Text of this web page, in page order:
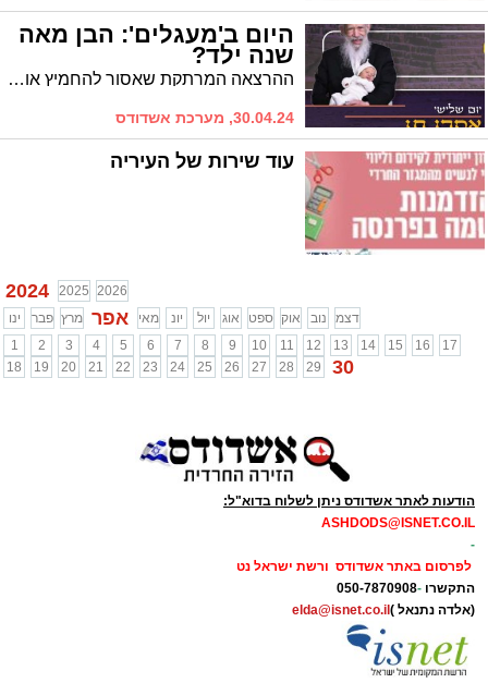
היום ב'מעגלים': הבן מאה
שנה ילד?
ההרצאה המרתקת שאסור להחמיץ אותה: הרה"ג רבי צבי קושלבסקי שליט"א, שנס הולדת בנו הסעיר את העולם. כל הפרטים
30.04.24, מערכת אשדודס
עוד שירות של העיריה
2024 2025 2026
ינו
פבר מרץ אפר מאי יונ יול אוג ספט אוק נוב
דצמ
1
2 3 4 5 6 7 8 9 10 11 12 13 14 15 16
17
18
19 20 21 22 23 24 25 26 27 28 29 30
הודעות לאתר אשדודס ניתן לשלוח בדוא"ל:
ASHDODS@ISNET.CO.IL
-
לפרסום באתר אשדודס ורשת ישראל נט
התקשרו -
050-7870908
(אלדה נתנאל ) elda@isnet.co.il